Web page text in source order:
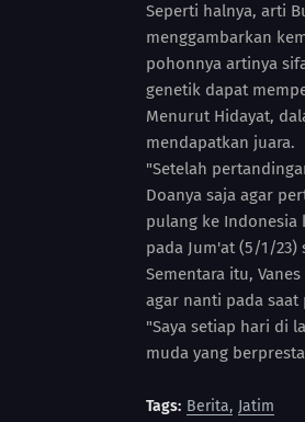
Seperti halnya, arti
menggambarkan
pohonnya artinya
genetik dapat
Menurut Hidayat,
mendapatkan juara.
"Setelah
Doanya saja agar
pulang ke Indonesia
pada Jum'at (5/1/23)
Sementara itu,
agar nanti pada
"Saya setiap hari di
muda yang
Tags: Berita Jatim